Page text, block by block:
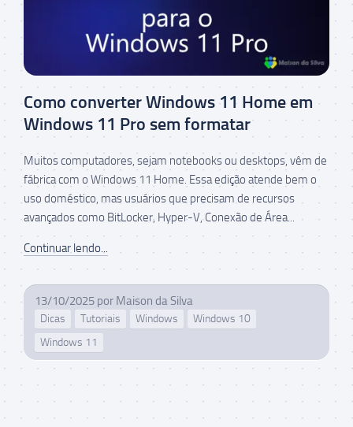
Como converter Windows 11 Home em
Windows 11 Pro sem formatar
Muitos computadores, sejam notebooks ou desktops, vêm de
fábrica com o Windows 11 Home. Essa edição atende bem o
uso doméstico, mas usuários que precisam de recursos
avançados como BitLocker, Hyper-V, Conexão de Área...
Continuar lendo...
13/10/2025 por Maison da Silva
Dicas Tutoriais Windows
Windows 10
Windows 11